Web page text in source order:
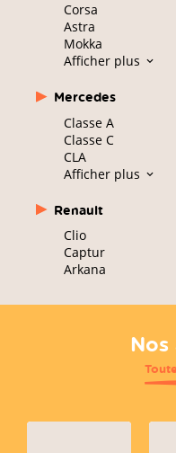
Corsa
Astra
Mokka
Afficher plus
Mercedes
Classe A
Classe C
CLA
Afficher plus
Renault
Clio
Captur
Arkana